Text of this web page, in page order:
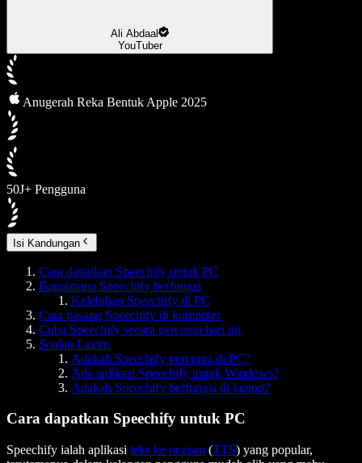
Ali Abdaal
YouTuber
Anugerah Reka Bentuk Apple 2025
50J+ Pengguna
Isi Kandungan
Cara dapatkan Speechify untuk PC
Bagaimana Speechify berfungsi
Kelebihan Speechify di PC
Cara pasang Speechify di komputer
Cuba Speechify secara percuma hari ini
Soalan Lazim
Adakah Speechify percuma di PC?
Ada aplikasi Speechify untuk Windows?
Adakah Speechify berfungsi di laptop?
Cara dapatkan Speechify untuk PC
Speechify ialah aplikasi teks ke ucapan (TTS) yang popular,